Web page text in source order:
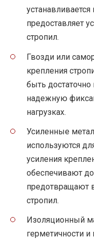
предоставляет
стропил.
Гвозди или
крепления
быть
надежную
нагрузках.
Усиленные
используются
усиления
обеспечивают
предотвращают
стропил.
Изоляционный
герметичности